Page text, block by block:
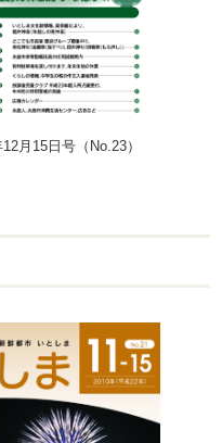
月15日号（No.23）